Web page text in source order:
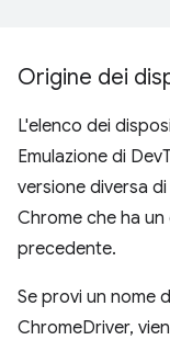
Origine dei
L'elenco dei
Emulazione di
versione diversa
Chrome che ha
precedente.
Se provi un nome
ChromeDriver,